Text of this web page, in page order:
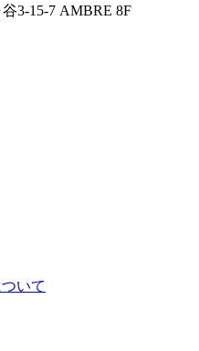
3-15-7 AMBRE 8F
いて